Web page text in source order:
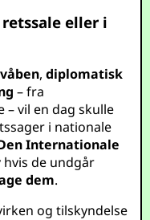
eller i
våben,diplomatisk
– fra
– vil en dag skulle
i nationale
Internationale
hvis de undgår
dem.
og tilskyndelse